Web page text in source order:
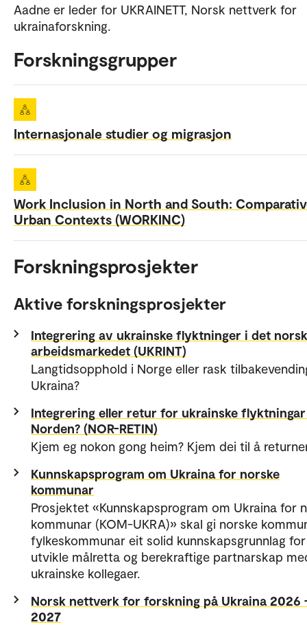
Aadne er leder for UKRAINETT, Norsk nettverk for
ukrainaforskning.
Forskningsgrupper
Internasjonale studier og migrasjon
Work Inclusion in North and South:
Urban Contexts (WORKINC)
Forskningsprosjekter
Aktive forskningsprosjekter
Integrering av ukrainske flyktninger i det
arbeidsmarkedet (UKRINT)
Langtidsopphold i Norge eller rask
Ukraina?
Integrering eller retur for ukrainske
Norden? (NOR-RETIN)
Kjem eg nokon gong heim? Kjem dei til å
Kunnskapsprogram om Ukraina for norske
kommunar
Prosjektet «Kunnskapsprogram om Ukraina for
kommunar (KOM-UKRA)» skal gi norske
fylkeskommunar eit solid kunnskapsgrunnlag
utvikle målretta og berekraftige partnarskap
ukrainske kollegaer.
Norsk nettverk for forskning på Ukraina 2026
2027